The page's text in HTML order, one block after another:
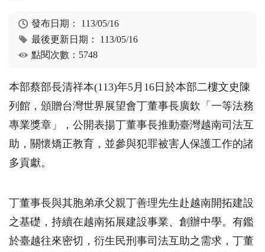
發布日期： 113/05/16
最後更新日期： 113/05/16
點閱次數：5748
本部蔡部長清祥本(113)年5 月 16日於本部二樓文史陳
列館，頒贈台灣世界展望會丁董事長廣欽「一等法務
專業獎章」，公開表揚丁董事長推動臺灣越南司法互
助，關懷矯正教育，並參與犯罪被害人保護工作的諸
多貢獻。
丁董事長與其胞弟承父親丁善理先生赴越南開拓建設
之基礎，持續在越南拓展建設事業、創辦中學。有鑑
於臺越往來密切，衍生民刑事司法互助之需求，丁董